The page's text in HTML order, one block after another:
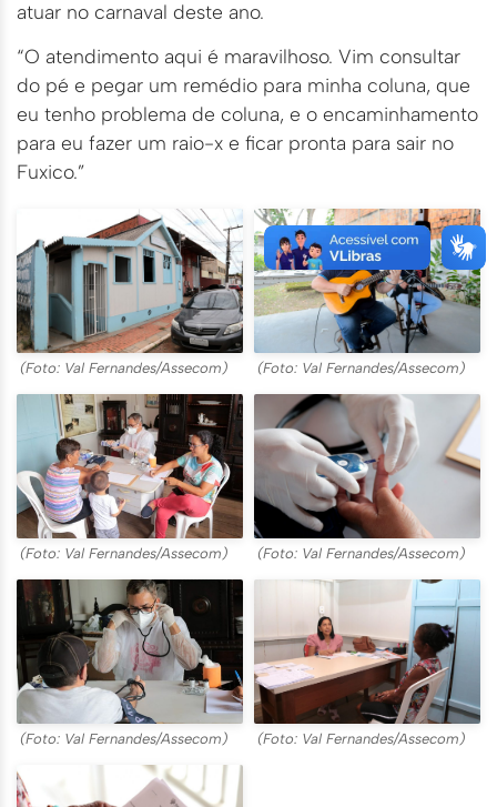
atuar no carnaval deste ano.
“O atendimento aqui é maravilhoso. Vim consultar
do pé e pegar um remédio para minha coluna, que
eu tenho problema de coluna, e o encaminhamento
para eu fazer um raio-x e ficar pronta para sair no
Fuxico.”
(Foto: Val Fernandes/Assecom) (Foto: Val Fernandes/Assecom)
(Foto: Val Fernandes/Assecom) (Foto: Val Fernandes/Assecom)
(Foto: Val Fernandes/Assecom) (Foto: Val Fernandes/Assecom)